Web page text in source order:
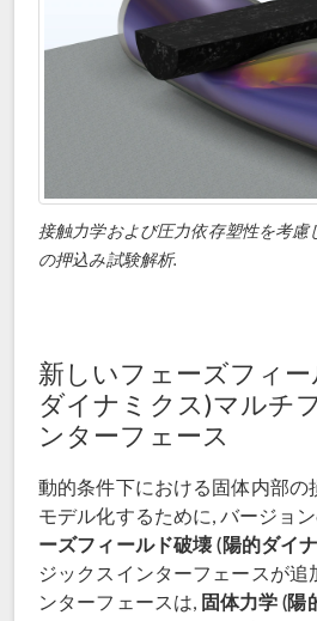
接触力学および圧力依存塑性を考慮
の押込み試験解析.
新しいフェーズフィ
ダイナミクス)マルチ
ンターフェース
動的条件下における固体内部の
モデル化するために, バージョ
ーズフィールド破壊 (陽的ダイ
ジックスインターフェースが追
ンターフェースは, 固体力学 (陽